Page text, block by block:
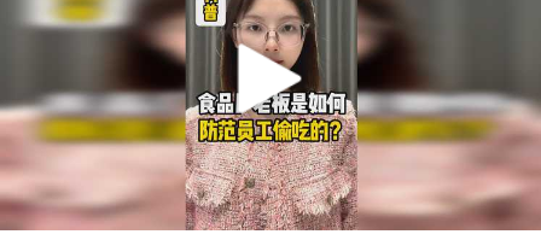
名创优品一次性内裤 颜面尽失
黄金创今年来最大单周涨幅
“六爷”挂一颗出场
白海豚将正面袭击贯穿浙江
Play
00:00 01:00